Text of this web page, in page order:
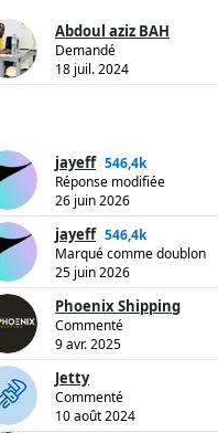
Abdoul aziz BAH
Demandé
18 juil. 2024
jayeff 546,4k
Réponse modifiée
26 juin 2026
jayeff 546,4k
Marqué comme doublon
25 juin 2026
Phoenix Shipping
Commenté
9 avr. 2025
Jetty
Commenté
10 août 2024